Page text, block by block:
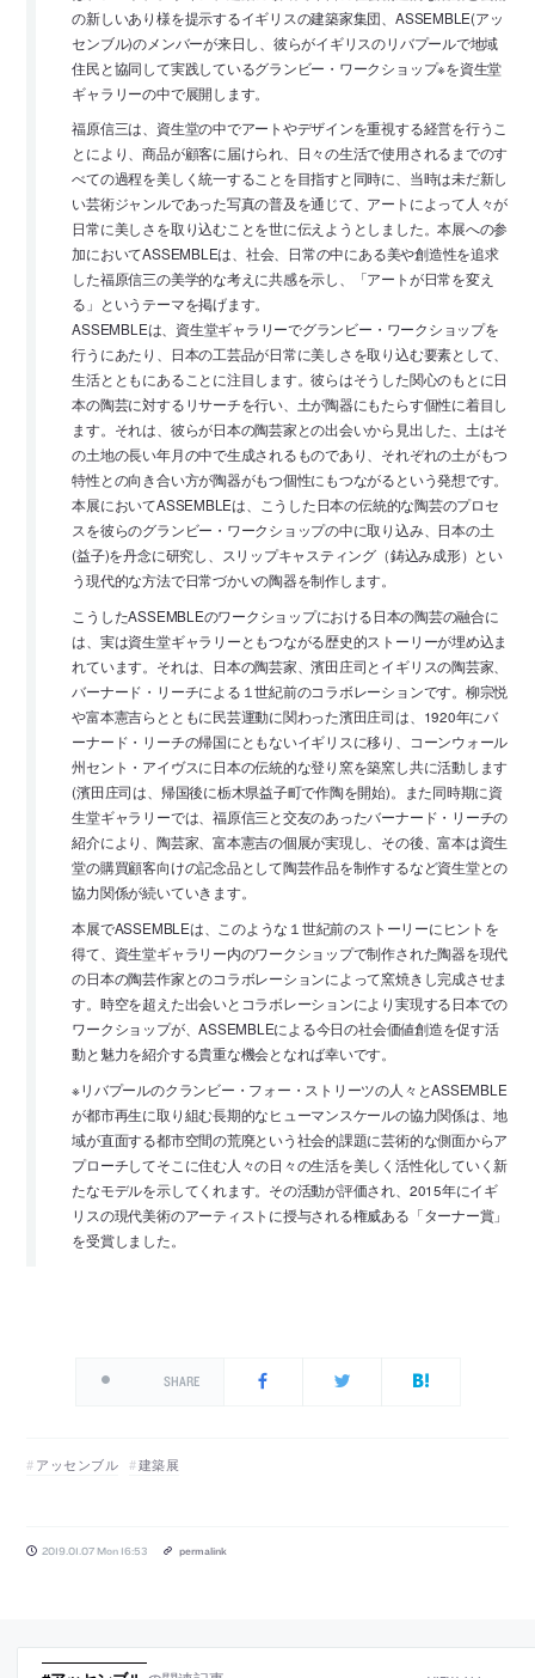
の新しいあり様を提示するイギリスの建築家集団、ASSEMBLE(アッ
センブル)のメンバーが来日し、彼らがイギリスのリバプールで地域
住民と協同して実践しているグランビー・ワークショップ※を資生堂
ギャラリーの中で展開します。
福原信三は、資生堂の中でアートやデザインを重視する経営を行うこ
とにより、商品が顧客に届けられ、日々の生活で使用されるまでのす
べての過程を美しく統一することを目指すと同時に、当時は未だ新し
い芸術ジャンルであった写真の普及を通じて、アートによって人々が
日常に美しさを取り込むことを世に伝えようとしました。本展への参
加においてASSEMBLEは、社会、日常の中にある美や創造性を追求
した福原信三の美学的な考えに共感を示し、「アートが日常を変え
る」というテーマを掲げます。
ASSEMBLEは、資生堂ギャラリーでグランビー・ワークショップを
行うにあたり、日本の工芸品が日常に美しさを取り込む要素として、
生活とともにあることに注目します。彼らはそうした関心のもとに日
本の陶芸に対するリサーチを行い、土が陶器にもたらす個性に着目し
ます。それは、彼らが日本の陶芸家との出会いから見出した、土はそ
の土地の長い年月の中で生成されるものであり、それぞれの土がもつ
特性との向き合い方が陶器がもつ個性にもつながるという発想です。
本展においてASSEMBLEは、こうした日本の伝統的な陶芸のプロセ
スを彼らのグランビー・ワークショップの中に取り込み、日本の土
(益子)を丹念に研究し、スリップキャスティング（鋳込み成形）とい
う現代的な方法で日常づかいの陶器を制作します。
こうしたASSEMBLEのワークショップにおける日本の陶芸の融合に
は、実は資生堂ギャラリーともつながる歴史的ストーリーが埋め込ま
れています。それは、日本の陶芸家、濱田庄司とイギリスの陶芸家、
バーナード・リーチによる１世紀前のコラボレーションです。柳宗悦
や富本憲吉らとともに民芸運動に関わった濱田庄司は、1920年にバ
ーナード・リーチの帰国にともないイギリスに移り、コーンウォール
州セント・アイヴスに日本の伝統的な登り窯を築窯し共に活動します
(濱田庄司は、帰国後に栃木県益子町で作陶を開始)。また同時期に資
生堂ギャラリーでは、福原信三と交友のあったバーナード・リーチの
紹介により、陶芸家、富本憲吉の個展が実現し、その後、富本は資生
堂の購買顧客向けの記念品として陶芸作品を制作するなど資生堂との
協力関係が続いていきます。
本展でASSEMBLEは、このような１世紀前のストーリーにヒントを
得て、資生堂ギャラリー内のワークショップで制作された陶器を現代
の日本の陶芸作家とのコラボレーションによって窯焼きし完成させま
す。時空を超えた出会いとコラボレーションにより実現する日本での
ワークショップが、ASSEMBLEによる今日の社会価値創造を促す活
動と魅力を紹介する貴重な機会となれば幸いです。
※リバプールのクランビー・フォー・ストリーツの人々とASSEMBLE
が都市再生に取り組む長期的なヒューマンスケールの協力関係は、地
域が直面する都市空間の荒廃という社会的課題に芸術的な側面からア
プローチしてそこに住む人々の日々の生活を美しく活性化していく新
たなモデルを示してくれます。その活動が評価され、2015年にイギ
リスの現代美術のアーティストに授与される権威ある「ターナー賞」
を受賞しました。
SHARE
アッセンブル 建築展
2019.01.07 Mon 16:53 permalink